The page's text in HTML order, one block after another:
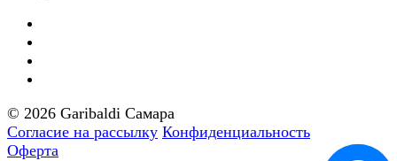
© 2026 Garibaldi Самара
Согласие на рассылку Конфиденциальность
Оферта